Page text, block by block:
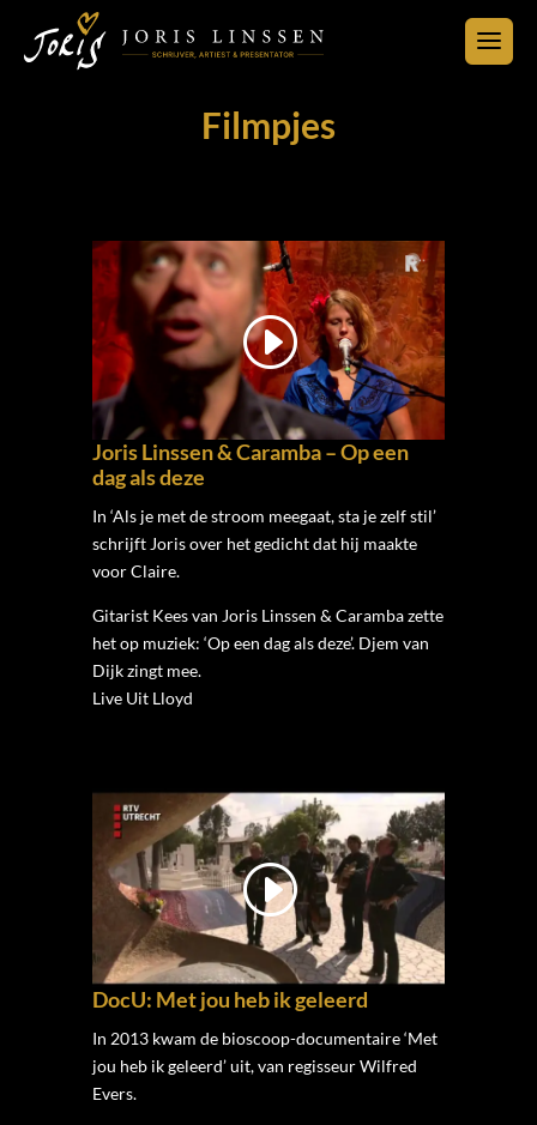
Filmpjes
Joris Linssen & Caramba – Op een
dag als deze
In ‘Als je met de stroom meegaat, sta je zelf stil’
schrijft Joris over het gedicht dat hij maakte
voor Claire.
Gitarist Kees van Joris Linssen & Caramba zette
het op muziek: ‘Op een dag als deze’. Djem van
Dijk zingt mee.
Live Uit Lloyd
DocU: Met jou heb ik geleerd
In 2013 kwam de bioscoop-documentaire ‘Met
jou heb ik geleerd’ uit, van regisseur Wilfred
Evers.